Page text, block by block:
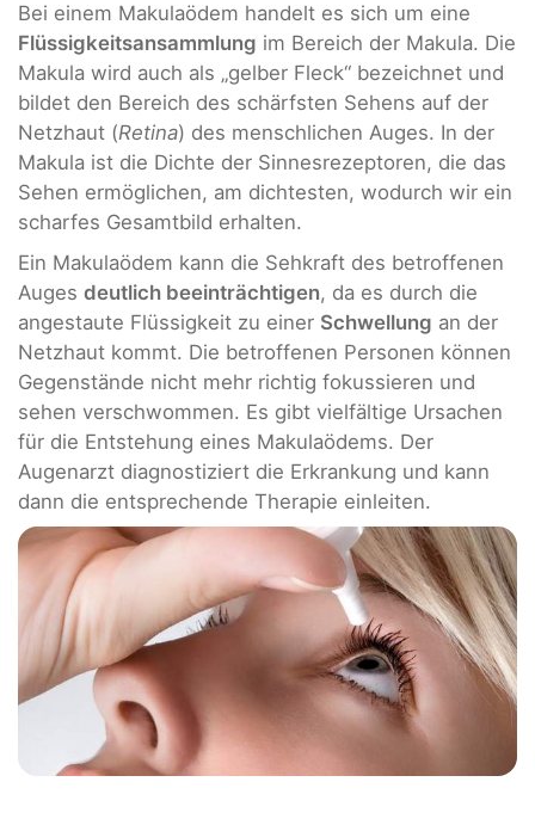
Bei einem Makulaödem handelt es sich um eine
Flüssigkeitsansammlung im Bereich der Makula. Die
Makula wird auch als „gelber Fleck“ bezeichnet und
bildet den Bereich des schärfsten Sehens auf der
Netzhaut (Retina) des menschlichen Auges. In der
Makula ist die Dichte der Sinnesrezeptoren, die das
Sehen ermöglichen, am dichtesten, wodurch wir ein
scharfes Gesamtbild erhalten.
Ein Makulaödem kann die Sehkraft des betroffenen
Auges deutlich beeinträchtigen, da es durch die
angestaute Flüssigkeit zu einer Schwellung an der
Netzhaut kommt. Die betroffenen Personen können
Gegenstände nicht mehr richtig fokussieren und
sehen verschwommen. Es gibt vielfältige Ursachen
für die Entstehung eines Makulaödems. Der
Augenarzt diagnostiziert die Erkrankung und kann
dann die entsprechende Therapie einleiten.